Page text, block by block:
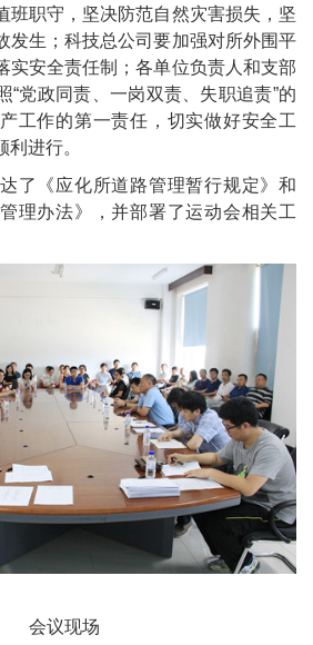
班职守，坚决防范自然灾害损失，坚
发生；科技总公司要加强对所外围平
实安全责任制；各单位负责人和支部
“党政同责、一岗双责、失职追责”的
工作的第一责任，切实做好安全工
进行。
了《应化所道路管理暂行规定》和
理办法》，并部署了运动会相关工
会议现场